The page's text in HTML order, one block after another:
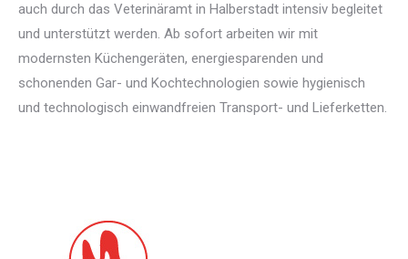
auch durch das Veterinäramt in Halberstadt intensiv begleitet
und unterstützt werden. Ab sofort arbeiten wir mit
modernsten Küchengeräten, energiesparenden und
schonenden Gar- und Kochtechnologien sowie hygienisch
und technologisch einwandfreien Transport- und Lieferketten.